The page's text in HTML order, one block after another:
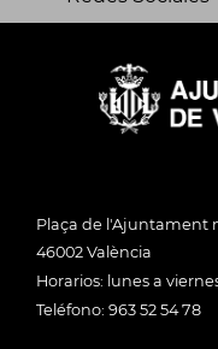
Plaça de l'Ajuntament
46002 València
Horarios: lunes a
Teléfono: 963 52 54 78